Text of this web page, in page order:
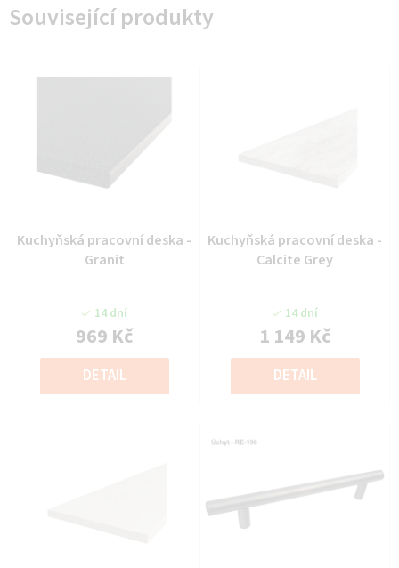
Související produkty
Kuchyňská pracovní deska -
Granit
14 dní
969 Kč
DETAIL
Kuchyňská pracovní deska -
Calcite Grey
14 dní
1 149 Kč
DETAIL